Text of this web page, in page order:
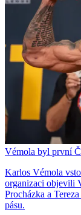
Vémola byl první
Karlos Vémola
organizaci objevili
Procházka a
pásu.